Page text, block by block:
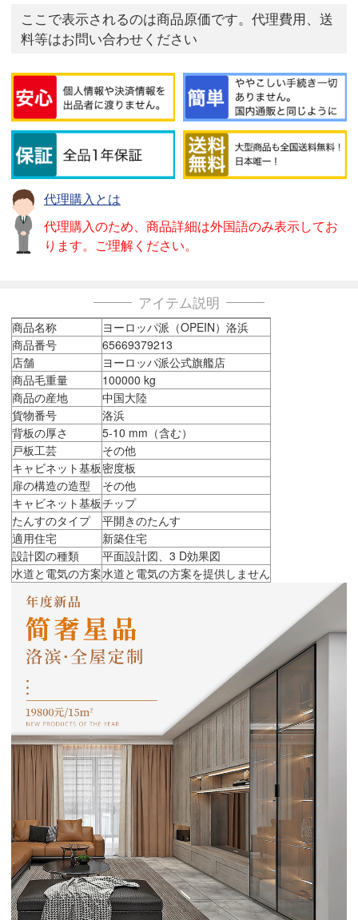
ここで表示されるのは商品原価です。代理費用、送
料等はお問い合わせください
代理購入とは
代理購入のため、商品詳細は外国語のみ表示してお
ります。ご理解ください。
アイテム説明
商品名称
ヨーロッパ派（OPEIN）洛浜
商品番号
65669379213
店舗
ヨーロッパ派公式旗艦店
商品毛重量
100000 kg
商品の産地
中国大陸
貨物番号
洛浜
背板の厚さ
5-10 mm（含む）
戸板工芸
その他
キャビネット基板 密度板
扉の構造の造型
その他
キャビネット基板チップ
たんすのタイプ
平開きのたんす
適用住宅
新築住宅
設計図の種類
平面設計図、3 D効果図
水道と電気の方案水道と電気の方案を提供しません